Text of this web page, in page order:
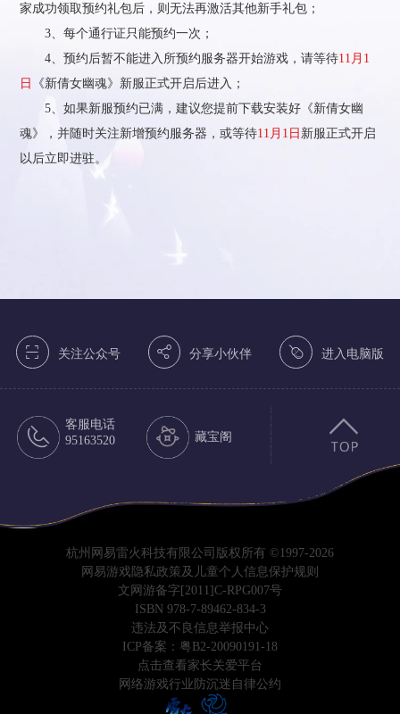
家成功领取预约礼包后，则无法再激活其他新手礼包；
3、每个通行证只能预约一次；
4、预约后暂不能进入所预约服务器开始游戏，请等待11月1
日
《新倩女幽魂》新服正式开启后进入；
5、如果新服预约已满，建议您提前下载安装好《新倩女幽
魂》，并随时关注新增预约服务器，或等待11月1日新服正式开启
以后立即进驻。
򰀁 关注公众号 򰀂 分享小伙伴 򰀄 进入电脑版
客服电话
95163520
藏宝阁
杭州网易雷火科技有限公司版权所有 ©1997-2026
网易游戏隐私政策及儿童个人信息保护规则
文网游备字[2011]C-RPG007号
ISBN 978-7-89462-834-3
违法及不良信息举报中心
ICP备案：粤B2-20090191-18
点击查看家长关爱平台
网络游戏行业防沉迷自律公约